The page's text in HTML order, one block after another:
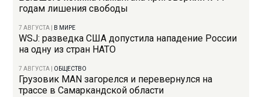
годам лишения свободы
7 АВГУСТА В МИРЕ
WSJ: разведка США допустила нападение России
на одну из стран НАТО
7 АВГУСТА ОБЩЕСТВО
Грузовик MAN загорелся и перевернулся на
трассе в Самаркандской области